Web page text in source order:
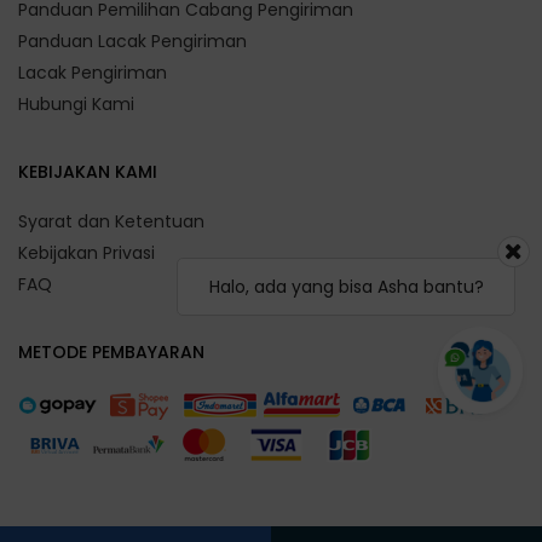
Halo, ada yang bisa Asha bantu?
Panduan Pemilihan Cabang Pengiriman
Panduan Lacak Pengiriman
Lacak Pengiriman
Hubungi Kami
KEBIJAKAN KAMI
Syarat dan Ketentuan
Kebijakan Privasi
FAQ
METODE PEMBAYARAN